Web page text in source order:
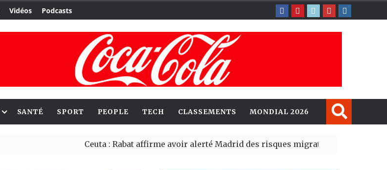
Vidéos Podcasts
SANTÉ SPORT PEOPLE TECH CLASSEMENTS MONDIAL 2026
Ceuta : Rabat affirme avoir alerté Madrid des risques migratoires dès juillet